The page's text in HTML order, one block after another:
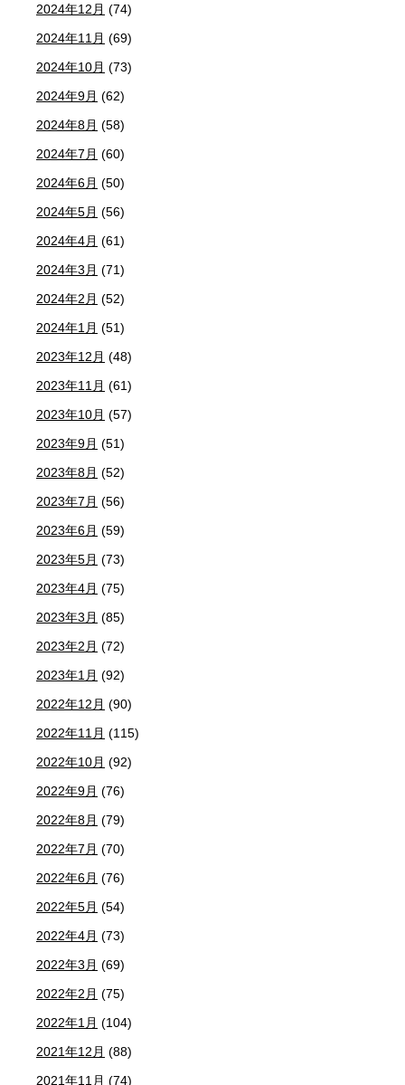
2024年12月 (74)
2024年11月 (69)
2024年10月 (73)
2024年9月 (62)
2024年8月 (58)
2024年7月 (60)
2024年6月 (50)
2024年5月 (56)
2024年4月 (61)
2024年3月 (71)
2024年2月 (52)
2024年1月 (51)
2023年12月 (48)
2023年11月 (61)
2023年10月 (57)
2023年9月 (51)
2023年8月 (52)
2023年7月 (56)
2023年6月 (59)
2023年5月 (73)
2023年4月 (75)
2023年3月 (85)
2023年2月 (72)
2023年1月 (92)
2022年12月 (90)
2022年11月 (115)
2022年10月 (92)
2022年9月 (76)
2022年8月 (79)
2022年7月 (70)
2022年6月 (76)
2022年5月 (54)
2022年4月 (73)
2022年3月 (69)
2022年2月 (75)
2022年1月 (104)
2021年12月 (88)
2021年11月 (74)